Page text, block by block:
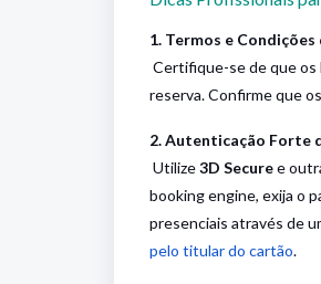
1. Termos e
Certifique-se de que os
reserva. Confirme que
2. Autenticação Forte
Utilize3D Securee
booking engine, exija o
presenciais através de
pelo titular do cartão.